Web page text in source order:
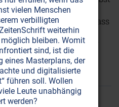
Sind
verantwortlich, dass
Und warum gehen
weltweit Ärzte für
auf die Barrikaden?
vielen Menschen
verbilligten
weiterhin
bleiben. Womit
sind, ist die
eines Masterplans, der
und digitalisierte
führen soll. Wollen
Leute unabhängig
werden?